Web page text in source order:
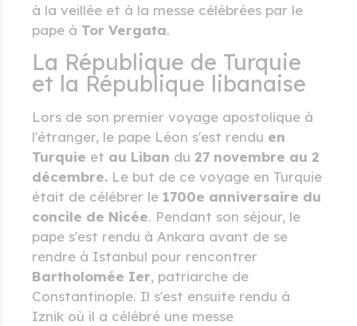
à la veillée et à la messe célébrées par le
pape à Tor Vergata.
La République de Turquie
et la République libanaise
Lors de son premier voyage apostolique à
l'étranger, le pape Léon s'est rendu en
Turquie et au Liban du 27 novembre au 2
décembre. Le but de ce voyage en Turquie
était de célébrer le 1700e anniversaire du
concile de Nicée. Pendant son séjour, le
pape s'est rendu à Ankara avant de se
rendre à Istanbul pour rencontrer
Bartholomée Ier, patriarche de
Constantinople. Il s'est ensuite rendu à
Iznik où il a célébré une messe